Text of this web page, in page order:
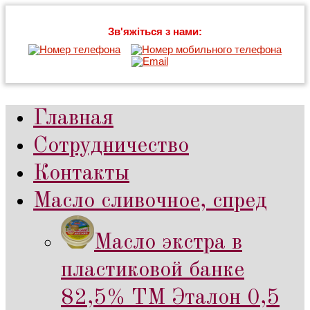
Зв'яжіться з нами:
Главная
Сотрудничество
Контакты
Масло сливочное, спред
Масло экстра в
пластиковой банке
82,5% ТМ Эталон 0,5